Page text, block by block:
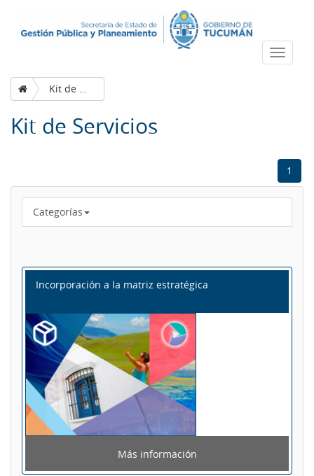
Kit de Servicios
Kit de Servicios
1
Categorías
Incorporación a la matriz estratégica
Más información